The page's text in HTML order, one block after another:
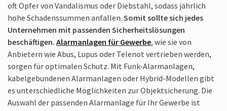
oft Opfer von Vandalismus oder Diebstahl, sodass jährlich
hohe Schadens­summen anfallen. Somit sollte sich jedes
Unternehmen mit passenden Sicherheits­lösungen
beschäftigen. Alarmanlagen für Gewerbe, wie sie von
Anbietern wie Abus, Lupus oder Telenot vertrieben werden,
sorgen für optimalen Schutz. Mit Funk-Alarmanlagen,
kabelgebundenen Alarmanlagen oder Hybrid-Modellen gibt
es unter­schiedliche Möglich­keiten zur Objektsicherung. Die
Auswahl der passenden Alarmanlage für Ihr Gewerbe ist